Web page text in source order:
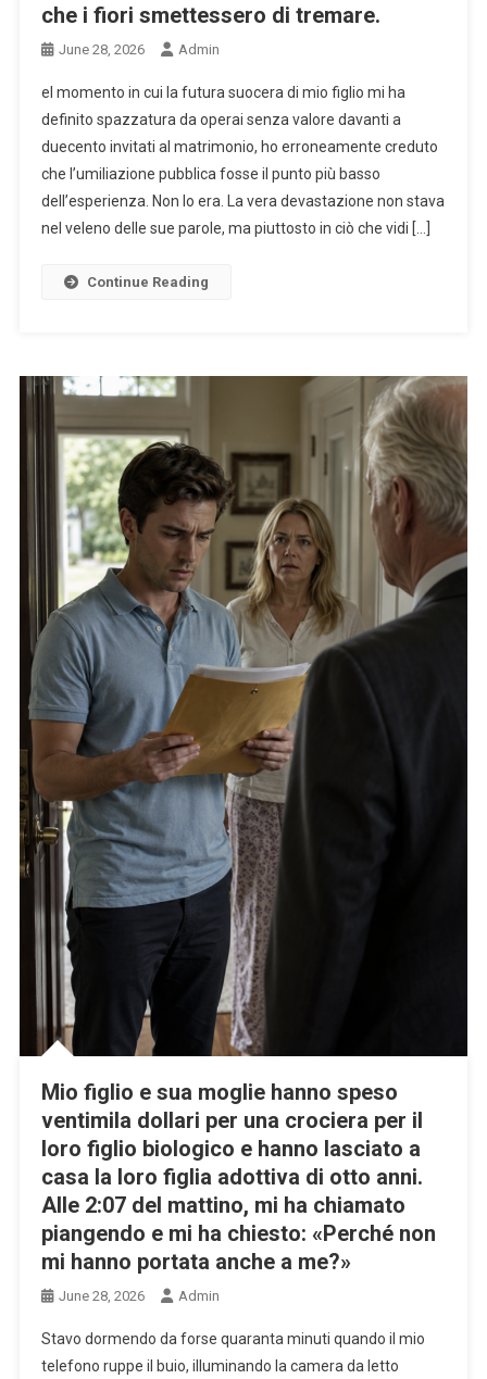
che i fiori smettessero di tremare.
June 28, 2026 Admin
el momento in cui la futura suocera di mio figlio mi ha
definito spazzatura da operai senza valore davanti a
duecento invitati al matrimonio, ho erroneamente creduto
che l’umiliazione pubblica fosse il punto più basso
dell’esperienza. Non lo era. La vera devastazione non stava
nel veleno delle sue parole, ma piuttosto in ciò che vidi […]
Continue Reading
Mio figlio e sua moglie hanno speso
ventimila dollari per una crociera per il
loro figlio biologico e hanno lasciato a
casa la loro figlia adottiva di otto anni.
Alle 2:07 del mattino, mi ha chiamato
piangendo e mi ha chiesto: «Perché non
mi hanno portata anche a me?»
June 28, 2026 Admin
Stavo dormendo da forse quaranta minuti quando il mio
telefono ruppe il buio, illuminando la camera da letto